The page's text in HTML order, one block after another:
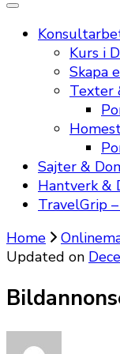
Kurs i
Skapa
Texter
Sajter &
Hantverk &
TravelGrip
Home
Updated on